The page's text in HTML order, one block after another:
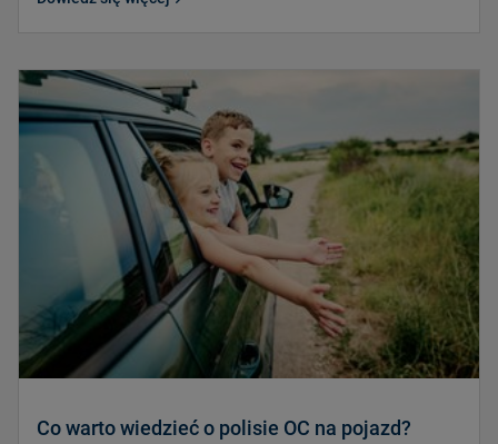
Co warto wiedzieć o polisie OC na pojazd?